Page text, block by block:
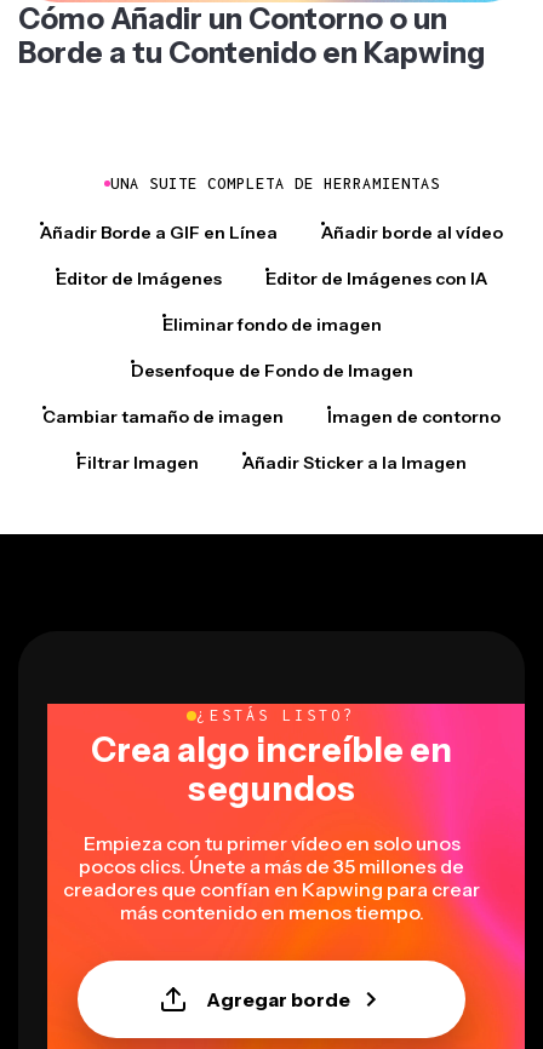
Cómo Añadir un Contorno o un
Borde a tu Contenido en Kapwing
UNA SUITE COMPLETA DE HERRAMIENTAS
Añadir Borde a GIF en Línea Añadir borde al vídeo
Editor de Imágenes Editor de Imágenes con IA
Eliminar fondo de imagen
Desenfoque de Fondo de Imagen
Cambiar tamaño de imagen Imagen de contorno
Filtrar Imagen Añadir Sticker a la Imagen
¿ESTÁS LISTO?
Crea algo increíble en
segundos
Empieza con tu primer vídeo en solo unos
pocos clics. Únete a más de 35 millones de
creadores que confían en Kapwing para crear
más contenido en menos tiempo.
Agregar borde